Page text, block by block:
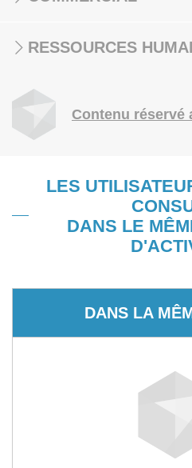
RESSOURCES
Contenu réservé
LES
DANS LE
DANS LA